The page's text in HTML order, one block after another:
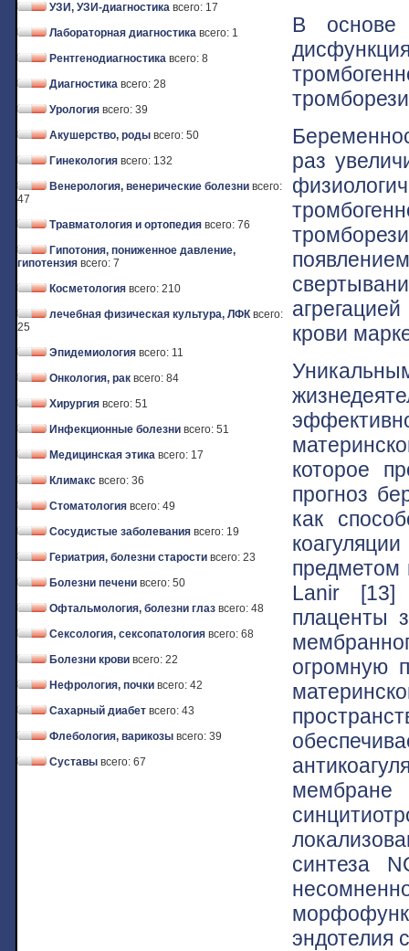
УЗИ, УЗИ-диагностика всего: 17
Лабораторная диагностика всего: 1
Рентгенодиагностика всего: 8
Диагностика всего: 28
Урология всего: 39
Акушерство, роды всего: 50
Гинекология всего: 132
Венерология, венерические болезни всего:
47
Травматология и ортопедия всего: 76
Гипотония, пониженное давление,
гипотензия всего: 7
Косметология всего: 210
лечебная физическая культура, ЛФК всего:
25
Эпидемиология всего: 11
Онкология, рак всего: 84
Хирургия всего: 51
Инфекционные болезни всего: 51
Медицинская этика всего: 17
Климакс всего: 36
Стоматология всего: 49
Сосудистые заболевания всего: 19
Гериатрия, болезни старости всего: 23
Болезни печени всего: 50
Офтальмология, болезни глаз всего: 48
Сексология, сексопатология всего: 68
Болезни крови всего: 22
Нефрология, почки всего: 42
Сахарный диабет всего: 43
Флебология, варикозы всего: 39
Суставы всего: 67
В основе
раз
крови
которое
прогноз
как
предметом
Lanir [13]
плаценты
огромную
синтеза
эндотелия